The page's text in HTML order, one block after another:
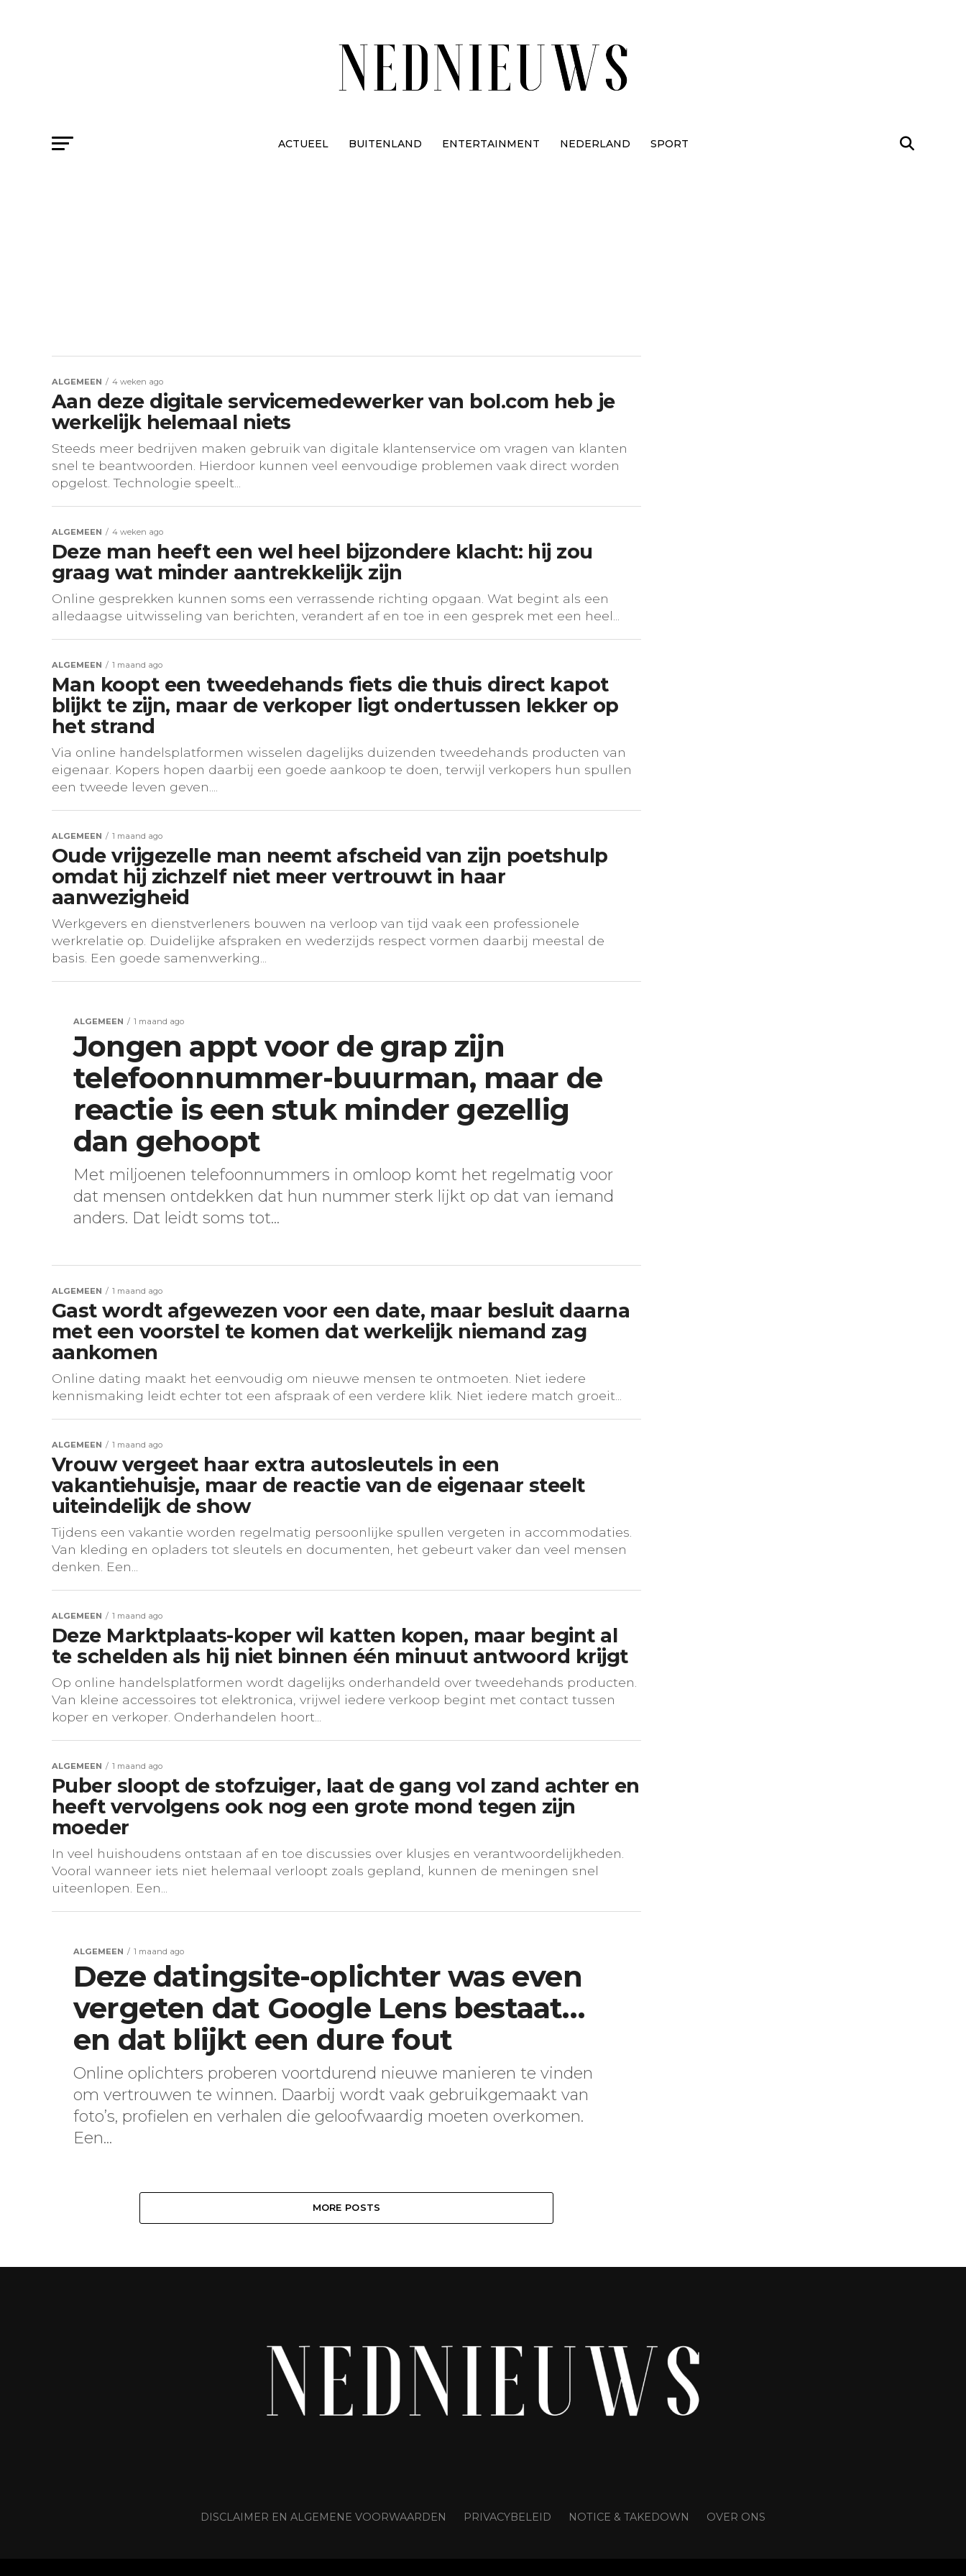
ACTUEEL BUITENLAND ENTERTAINMENT NEDERLAND SPORT
ALGEMEEN 4 weken ago
Aan deze digitale servicemedewerker van bol.com heb je
werkelijk helemaal niets
Steeds meer bedrijven maken gebruik van digitale klantenservice om vragen van klanten
snel te beantwoorden. Hierdoor kunnen veel eenvoudige problemen vaak direct worden
opgelost. Technologie speelt...
ALGEMEEN 4 weken ago
Deze man heeft een wel heel bijzondere klacht: hij zou
graag wat minder aantrekkelijk zijn
Online gesprekken kunnen soms een verrassende richting opgaan. Wat begint als een
alledaagse uitwisseling van berichten, verandert af en toe in een gesprek met een heel...
ALGEMEEN 1 maand ago
Man koopt een tweedehands fiets die thuis direct kapot
blijkt te zijn, maar de verkoper ligt ondertussen lekker op
het strand
Via online handelsplatformen wisselen dagelijks duizenden tweedehands producten van
eigenaar. Kopers hopen daarbij een goede aankoop te doen, terwijl verkopers hun spullen
een tweede leven geven....
ALGEMEEN 1 maand ago
Oude vrijgezelle man neemt afscheid van zijn poetshulp
omdat hij zichzelf niet meer vertrouwt in haar
aanwezigheid
Werkgevers en dienstverleners bouwen na verloop van tijd vaak een professionele
werkrelatie op. Duidelijke afspraken en wederzijds respect vormen daarbij meestal de
basis. Een goede samenwerking...
ALGEMEEN 1 maand ago
Jongen appt voor de grap zijn
telefoonnummer-buurman, maar de
reactie is een stuk minder gezellig
dan gehoopt
Met miljoenen telefoonnummers in omloop komt het regelmatig voor
dat mensen ontdekken dat hun nummer sterk lijkt op dat van iemand
anders. Dat leidt soms tot...
ALGEMEEN 1 maand ago
Gast wordt afgewezen voor een date, maar besluit daarna
met een voorstel te komen dat werkelijk niemand zag
aankomen
Online dating maakt het eenvoudig om nieuwe mensen te ontmoeten. Niet iedere
kennismaking leidt echter tot een afspraak of een verdere klik. Niet iedere match groeit...
ALGEMEEN 1 maand ago
Vrouw vergeet haar extra autosleutels in een
vakantiehuisje, maar de reactie van de eigenaar steelt
uiteindelijk de show
Tijdens een vakantie worden regelmatig persoonlijke spullen vergeten in accommodaties.
Van kleding en opladers tot sleutels en documenten, het gebeurt vaker dan veel mensen
denken. Een...
ALGEMEEN 1 maand ago
Deze Marktplaats-koper wil katten kopen, maar begint al
te schelden als hij niet binnen één minuut antwoord krijgt
Op online handelsplatformen wordt dagelijks onderhandeld over tweedehands producten.
Van kleine accessoires tot elektronica, vrijwel iedere verkoop begint met contact tussen
koper en verkoper. Onderhandelen hoort...
ALGEMEEN 1 maand ago
Puber sloopt de stofzuiger, laat de gang vol zand achter en
heeft vervolgens ook nog een grote mond tegen zijn
moeder
In veel huishoudens ontstaan af en toe discussies over klusjes en verantwoordelijkheden.
Vooral wanneer iets niet helemaal verloopt zoals gepland, kunnen de meningen snel
uiteenlopen. Een...
ALGEMEEN 1 maand ago
Deze datingsite-oplichter was even
vergeten dat Google Lens bestaat…
en dat blijkt een dure fout
Online oplichters proberen voortdurend nieuwe manieren te vinden
om vertrouwen te winnen. Daarbij wordt vaak gebruikgemaakt van
foto’s, profielen en verhalen die geloofwaardig moeten overkomen.
Een...
MORE POSTS
DISCLAIMER EN ALGEMENE VOORWAARDEN PRIVACYBELEID NOTICE & TAKEDOWN OVER ONS